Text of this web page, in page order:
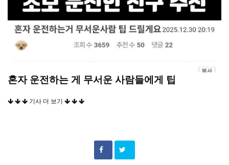
혼자 운전하는 게 무서운 사람들에게 팁
기사 더 보기